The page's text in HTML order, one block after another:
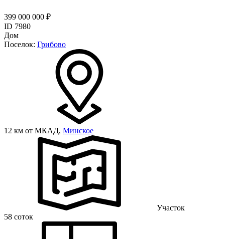
399 000 000 ₽
ID 7980
Дом
Поселок: Грибово
12 км от МКАД, Минское
Участок
58 соток